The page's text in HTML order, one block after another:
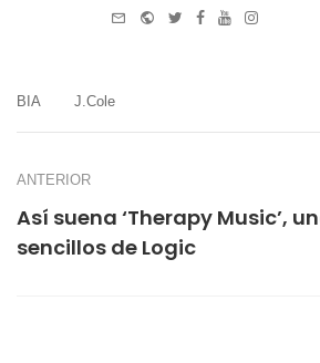
WebsiteTwitter
Facebook
YoutubeInstagram
BIA J.Cole
ANTERIOR
Así suena ‘Therapy Music’,
sencillos de Logic